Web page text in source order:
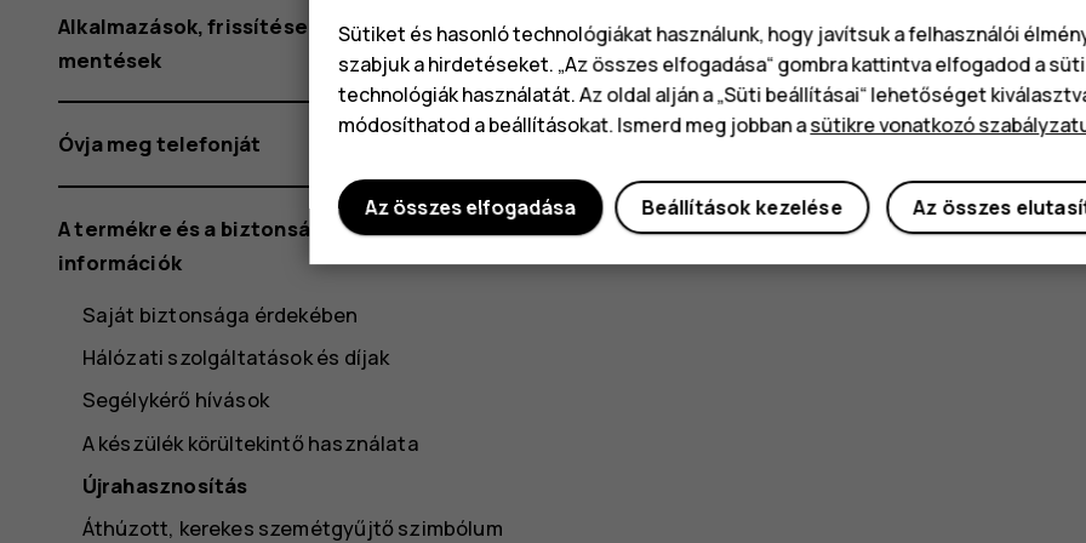
Alkalmazások, frissítések és biztonsági
mentések
Óvja meg telefonját
A termékre és a biztonságra vonatkozó
információk
Saját biztonsága érdekében
Hálózati szolgáltatások és díjak
Segélykérő hívások
A készülék körültekintő használata
Újrahasznosítás
Áthúzott, kerekes szemétgyűjtő szimbólum
Sütiket és hasonló technológiákat használunk, hogy javítsuk a felhasználói
szabjuk a hirdetéseket. „Az összes elfogadása“ gombra kattintva elfogadod a
technológiák használatát. Az oldal alján a „Süti beállításai“ lehetőséget
módosíthatod a beállításokat. Ismerd meg jobban asütikre vonatkozó
Az összes
Beállítások kezelése
Az összes elfogadása